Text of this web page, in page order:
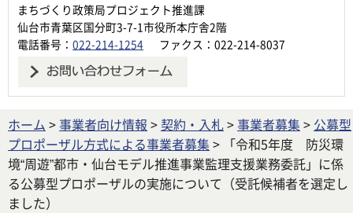
まちづくり政策局プロジェクト推進課
仙台市青葉区国分町3-7-1市役所本庁舎2階
電話番号： 022-214-1254 ファクス：022-214-8037
ホーム >事業者向け情報 > 契約・入札>事業者募集 > 公募型
プロポーザル方式による事業者募集 > 「令和5年度 防災環
境“周遊”都市・仙台モデル推進事業監理支援業務委託」に係
る公募型プロポーザルの実施について（受託候補者を選定し
ました）